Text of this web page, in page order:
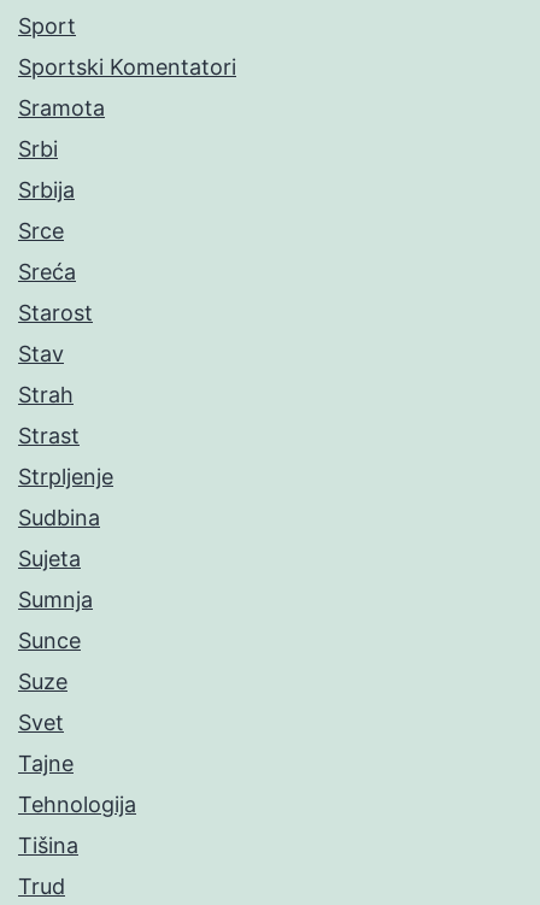
Sport
Sportski Komentatori
Sramota
Srbi
Srbija
Srce
Sreća
Starost
Stav
Strah
Strast
Strpljenje
Sudbina
Sujeta
Sumnja
Sunce
Suze
Svet
Tajne
Tehnologija
Tišina
Trud